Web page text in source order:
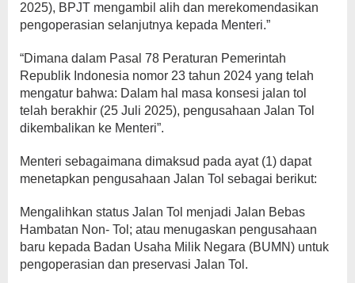
2025), BPJT mengambil alih dan merekomendasikan
pengoperasian selanjutnya kepada Menteri.”
“Dimana dalam Pasal 78 Peraturan Pemerintah
Republik Indonesia nomor 23 tahun 2024 yang telah
mengatur bahwa: Dalam hal masa konsesi jalan tol
telah berakhir (25 Juli 2025), pengusahaan Jalan Tol
dikembalikan ke Menteri”.
Menteri sebagaimana dimaksud pada ayat (1) dapat
menetapkan pengusahaan Jalan Tol sebagai berikut:
Mengalihkan status Jalan Tol menjadi Jalan Bebas
Hambatan Non- Tol; atau menugaskan pengusahaan
baru kepada Badan Usaha Milik Negara (BUMN) untuk
pengoperasian dan preservasi Jalan Tol.